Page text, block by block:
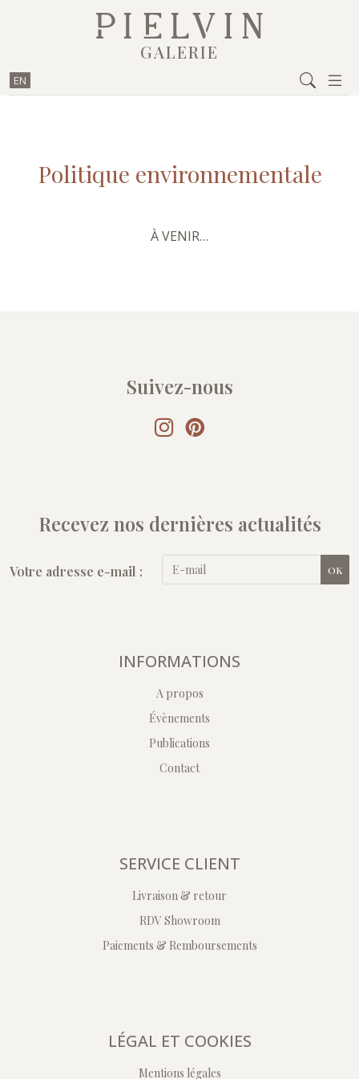
Aller au contenu
GALERIE
EN
Politique environnementale
À VENIR…
Suivez-nous
Recevez nos dernières actualités
Votre adresse e-mail : OK
INFORMATIONS
A propos
Évènements
Publications
Contact
SERVICE CLIENT
Livraison & retour
RDV Showroom
Paiements & Remboursements
LÉGAL ET COOKIES
Mentions légales